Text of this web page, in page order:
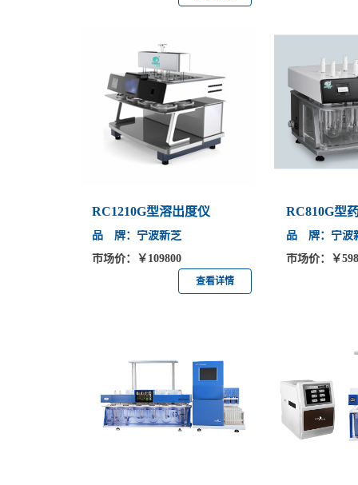
RC1210G型溶出度仪
品 牌：宁波新芝
市场价：￥109800
查看详情
RC810G型
品 牌：宁波
市场价：￥